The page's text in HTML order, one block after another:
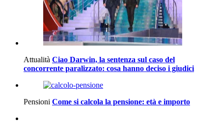
Attualità Ciao Darwin, la sentenza sul caso del
concorrente paralizzato: cosa hanno deciso i giudici
Pensioni Come si calcola la pensione: età e importo